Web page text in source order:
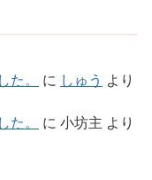
た。 に しゅう より
た。 に 小坊主 より